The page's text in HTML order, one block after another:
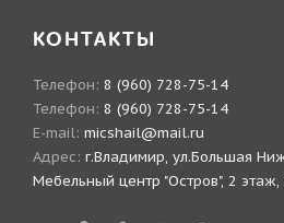
КОНТАКТЫ
Телефон: 8 (960) 728-75-14
Телефон: 8 (960) 728-75-14
E-mail: micshail@mail.ru
Адрес: г.Владимир, ул.Большая
Мебельный центр "Остров", 2 этаж,